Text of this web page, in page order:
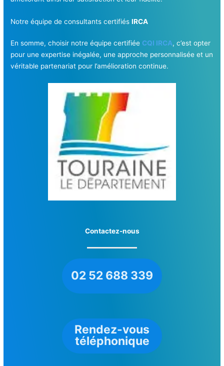
Notre équipe de consultants certifiésIRCA
En somme, choisir notre équipe certifiée CQI IRCA, c’est opter
pour une expertise inégalée, une approche personnalisée et un
véritable partenariat pour l’amélioration continue.
Contactez-nous
02 52 688 339
Rendez-vous
téléphonique